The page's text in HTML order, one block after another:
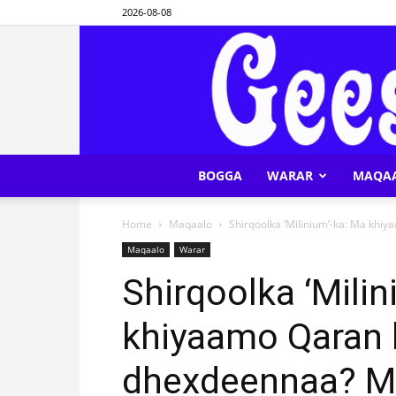
2026-08-08
BOGGA WARAR
Home Maqaalo Shirqoolka ‘Milinium’-ka: Ma
Maqaalo Warar
Shirqoolka
khiyaamo
dhexdeennaa?